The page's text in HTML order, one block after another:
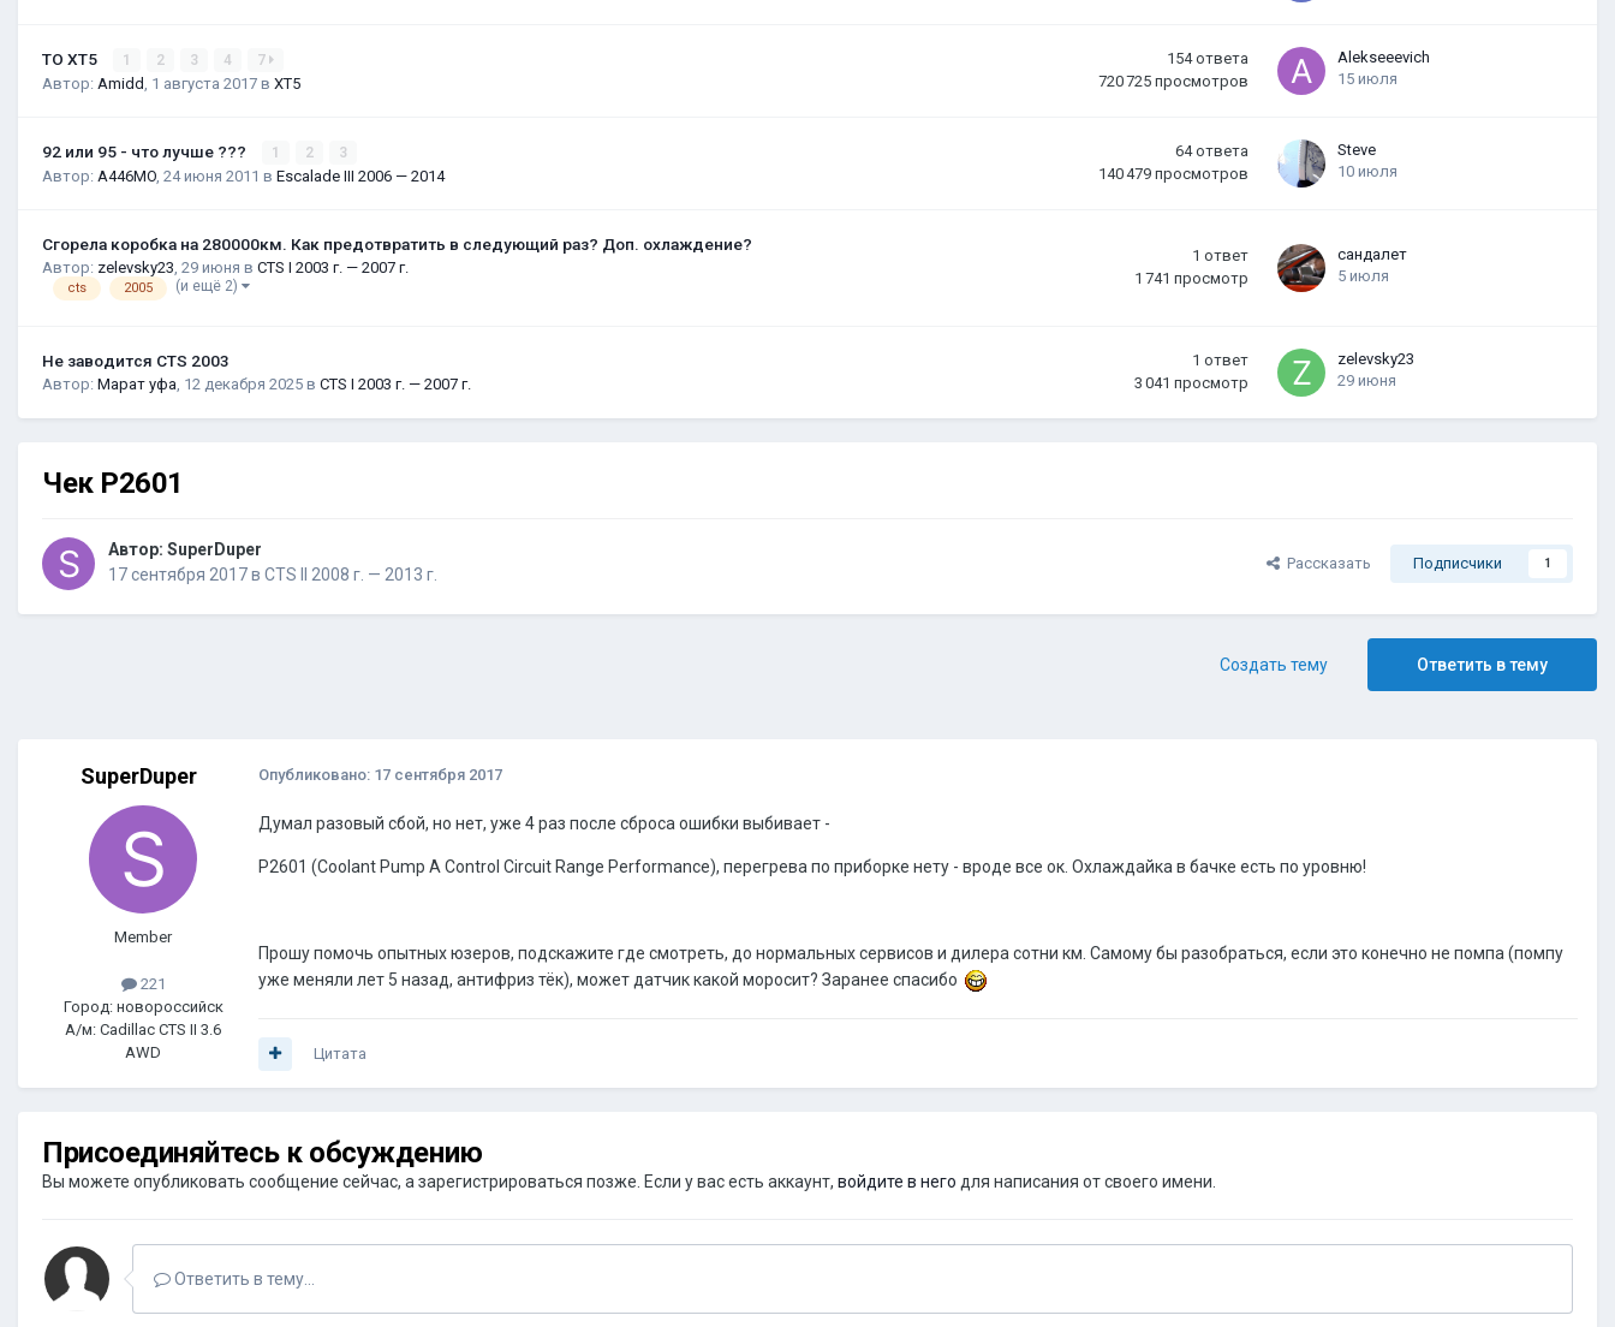
ТО XT5 1 2 3 4 7
Автор: Amidd 1 августа 2017 в XT5
154 ответа
720 725 просмотров
Alekseeevich
15 июля
92 или 95 - что лучше ??? 1 2 3
Автор: A446MO 24 июня 2011 в Escalade III 2006 — 2014
64 ответа
140 479 просмотров
Steve
10 июля
Сгорела коробка на 280000км. Как предотвратить в следующий раз? Доп. охлаждение?
Автор: zelevsky23 29 июня в CTS I 2003 г. — 2007 г.
cts 2005 (и ещё 2)
1 ответ
1 741 просмотр
сандалет
5 июля
Не заводится CTS 2003
Автор: Марат уфа 12 декабря 2025 в CTS I 2003 г. — 2007 г.
1 ответ
3 041 просмотр
zelevsky23
29 июня
Чек P2601
Автор: SuperDuper
17 сентября 2017в CTS II 2008 г. — 2013 г.
Рассказать Подписчики 1
Ответить в тему
Создать тему
SuperDuper
Member
221
Город: новороссийск
А/м: Cadillac CTS II 3.6
AWD
Опубликовано: 17 сентября 2017
Думал разовый сбой, но нет, уже 4 раз после сброса ошибки выбивает -
P2601 (Coolant Pump A Control Circuit Range Performance), перегрева по приборке нету - вроде все ок. Охлаждайка в бачке есть по уровню!
Прошу помочь опытных юзеров, подскажите где смотреть, до нормальных сервисов и дилера сотни км. Самому бы разобраться, если это конечно не помпа (помпу
уже меняли лет 5 назад, антифриз тёк), может датчик какой моросит? Заранее спасибо
Цитата
Присоединяйтесь к обсуждению
Вы можете опубликовать сообщение сейчас, а зарегистрироваться позже. Если у вас есть аккаунт, войдите в него для написания от своего имени.
Ответить в тему...